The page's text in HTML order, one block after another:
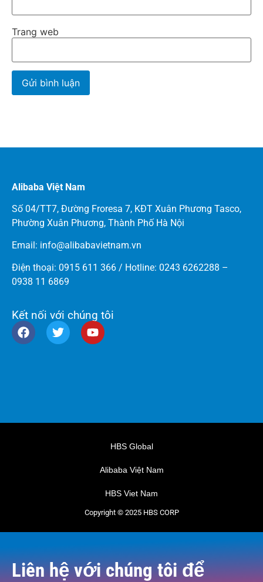
Trang web
Alibaba Việt Nam
Số 04/TT7, Đường Froresa 7, KĐT Xuân Phương Tasco,
Phường Xuân Phương, Thành Phố Hà Nội
Email: info@alibabavietnam.vn
Điện thoại: 0915 611 366 / Hotline: 0243 6262288 –
0938 11 6869
Kết nối với chúng tôi
HBS Global
Alibaba Việt Nam
HBS Viet Nam
Copyright © 2025 HBS CORP
Liên hệ với chúng tôi để